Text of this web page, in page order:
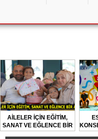
AİLELER İÇİN EĞİTİM,
SANAT VE EĞLENCE BİR
ARADA